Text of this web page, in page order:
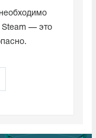
Steam — это